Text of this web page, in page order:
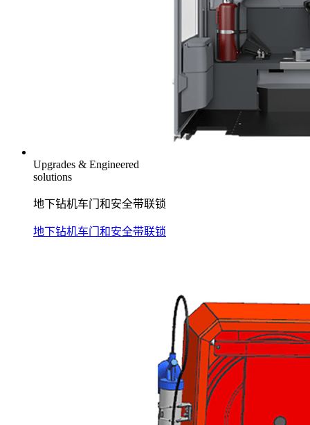
Upgrades & Engineered
solutions
地下钻机车门和安全带联锁
地下钻机车门和安全带联锁